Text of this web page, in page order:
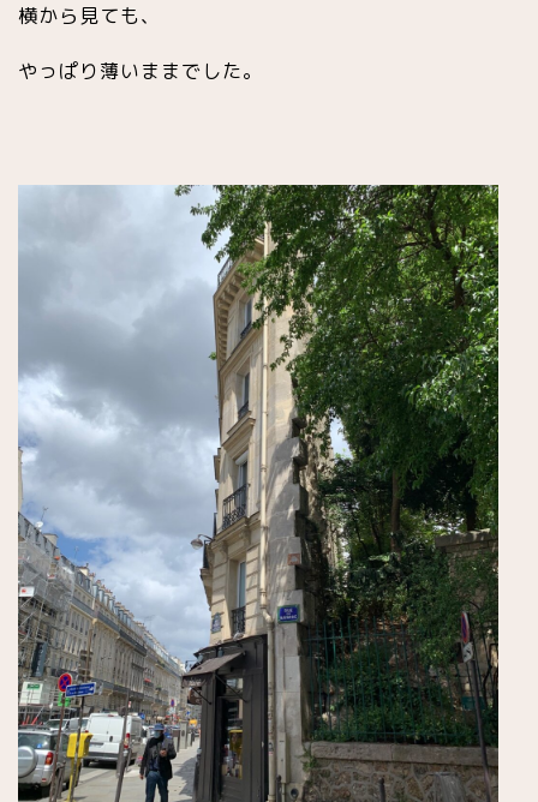
横から見ても、
やっぱり薄いままでした。